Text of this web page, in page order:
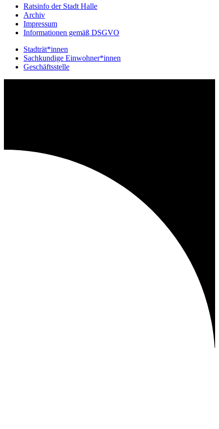
Ratsinfo der Stadt Halle
Archiv
Impressum
Informationen gemäß DSGVO
Stadträt*innen
Sachkundige Einwohner*innen
Geschäftsstelle